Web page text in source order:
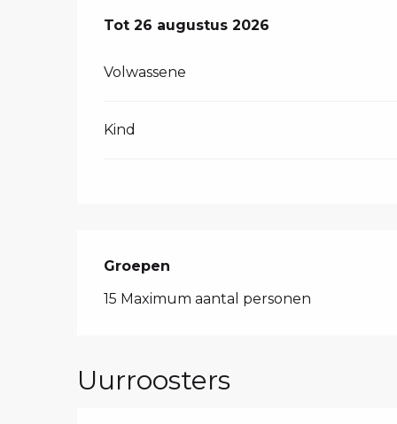
Van 4 juli 2026tot26 augustus 2026
Tot 26 augustus 2026
Volwassene
Kind
Groepen
Groepen
15 Maximum aantal personen
Uurroosters